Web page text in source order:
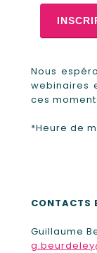
Nous
webinaires
ces
*Heure de
CONTACTS
Guillaume